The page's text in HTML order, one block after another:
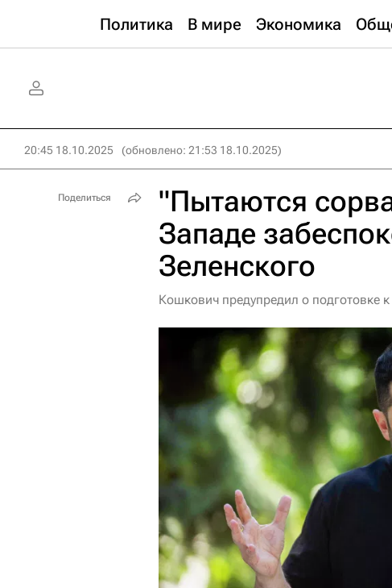
Политика В мире Экономика
20:45 18.10.2025 (обновлено: 21:53 18.10.2025)
"Пытаются
Западе
Зеленского
Кошкович предупредил о подготовке
Поделиться